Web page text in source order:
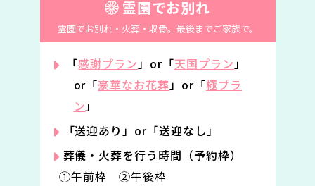
霊園でお別れ
霊園でお別れ・火葬・収骨。 最後までご家族で。
「感謝プラン」or「天国プラン」
or「豪華なお花葬」or「極プラ
ン」
「送迎あり」or「送迎なし」
葬儀・火葬を行う時間（予約枠）
①午前枠 ②午後枠